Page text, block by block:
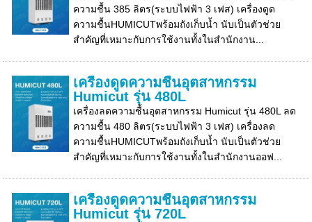
ความชื้น 385 ลิตร(ระบบไฟฟ้า 3 เฟส) เครื่องดูด
ความชื้นHUMICUTพร้อมถังเก็บน้ำ นับเป็นตัวช่วย
สำคัญที่เหมาะกับการใช้งานทั้งในสำนักงาน...
เครื่องดูดความชื้นอุตสาหกรรม
Humicut รุ่น 480L
เครื่องลดความชื้นอุตสาหกรรม Humicut รุ่น 480L ลด
ความชื้น 480 ลิตร(ระบบไฟฟ้า 3 เฟส) เครื่องลด
ความชื้นHUMICUTพร้อมถังเก็บน้ำ นับเป็นตัวช่วย
สำคัญที่เหมาะกับการใช้งานทั้งในสำนักงานออฟ...
เครื่องดูดความชื้นอุตสาหกรรม
Humicut รุ่น 720L